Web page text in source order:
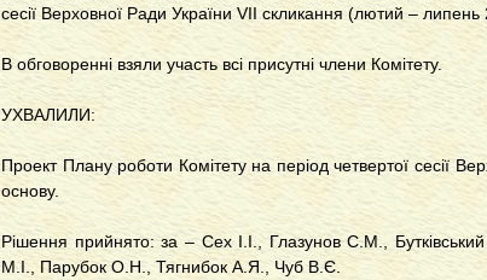
сесії Верховної Ради України VII скликання (лютий – липень
В обговоренні взяли участь всі присутні члени Комітету.
УХВАЛИЛИ:
Проект Плану роботи Комітету на період четвертої сесії
основу.
Рішення прийнято: за – Сех І.І., Глазунов С.М.,
М.І., Парубок О.Н., Тягнибок А.Я., Чуб В.Є.